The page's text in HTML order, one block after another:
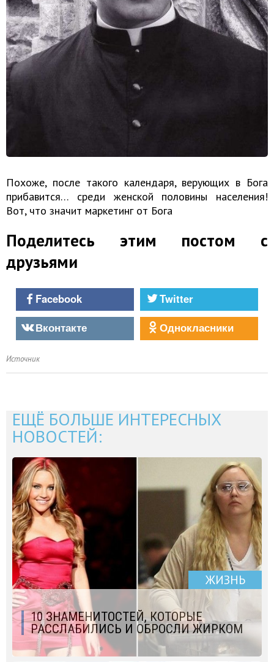
Похоже, после такого календаря, верующих в Бога
прибавится… среди женской половины населения!
Вот, что значит маркетинг от Бога
Поделитесь этим постом с
друзьями
Facebook
Twitter
Вконтакте
Однокласники
Источник
ЕЩЁ БОЛЬШЕ ИНТЕРЕСНЫХ
НОВОСТЕЙ:
ЖИЗНЬ
10 ЗНАМЕНИТОСТЕЙ, КОТОРЫЕ
РАССЛАБИЛИСЬ И ОБРОСЛИ ЖИРКОМ